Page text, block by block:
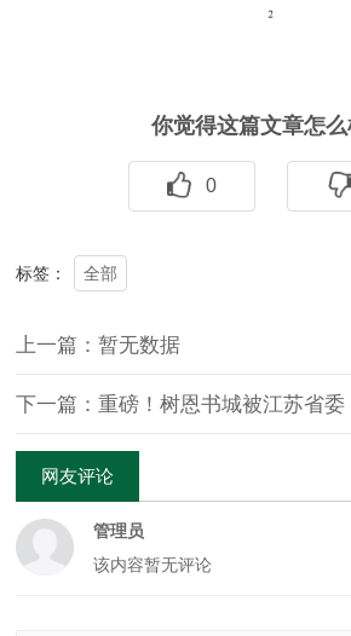
你觉得这篇文章怎么
0
标签： 全部
上一篇：暂无数据
网友评论
管理员
该内容暂无评论